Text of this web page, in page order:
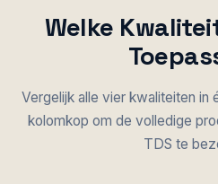
Welke
Vergelijk alle vier kwaliteiten in
kolomkop om de volledige
TDS te